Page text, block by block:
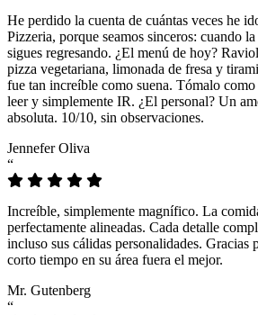
He perdido la cuenta de cuántas veces he
Pizzeria, porque seamos sinceros: cuando
sigues regresando. ¿El menú de hoy?
pizza vegetariana, limonada de fresa y
fue tan increíble como suena. Tómalo como
leer y simplemente IR. ¿El personal? Un
absoluta. 10/10, sin observaciones.
Jennefer Oliva
“
Increíble, simplemente magnífico. La
perfectamente alineadas. Cada detalle
incluso sus cálidas personalidades. Gracias
corto tiempo en su área fuera el mejor.
Mr. Gutenberg
“